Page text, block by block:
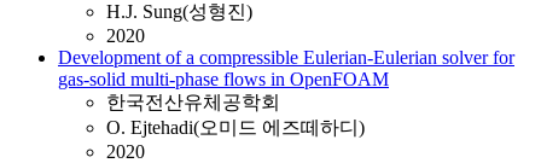
H.J. Sung(성형진)
2020
Development of a compressible Eulerian-Eulerian solver for
gas-solid multi-phase flows in OpenFOAM
한국전산유체공학회
O. Ejtehadi(오미드 에즈떼하디)
2020